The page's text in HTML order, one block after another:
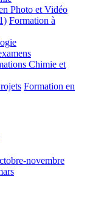
Photo et Vidéo
Formation à
Chimie et
Formation en
novembre